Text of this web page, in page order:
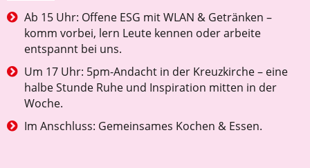
Ab 15 Uhr: Offene ESG mit WLAN & Getränken –
komm vorbei, lern Leute kennen oder arbeite
entspannt bei uns.
Um 17 Uhr: 5pm-Andacht in der Kreuzkirche – eine
halbe Stunde Ruhe und Inspiration mitten in der
Woche.
Im Anschluss: Gemeinsames Kochen & Essen.